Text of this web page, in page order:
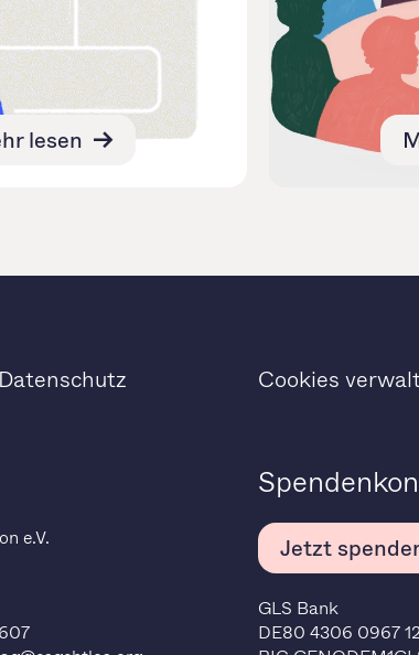
lesen
Cookies
e.V.
Jetzt
GLS Bank
DE80 4306 0967